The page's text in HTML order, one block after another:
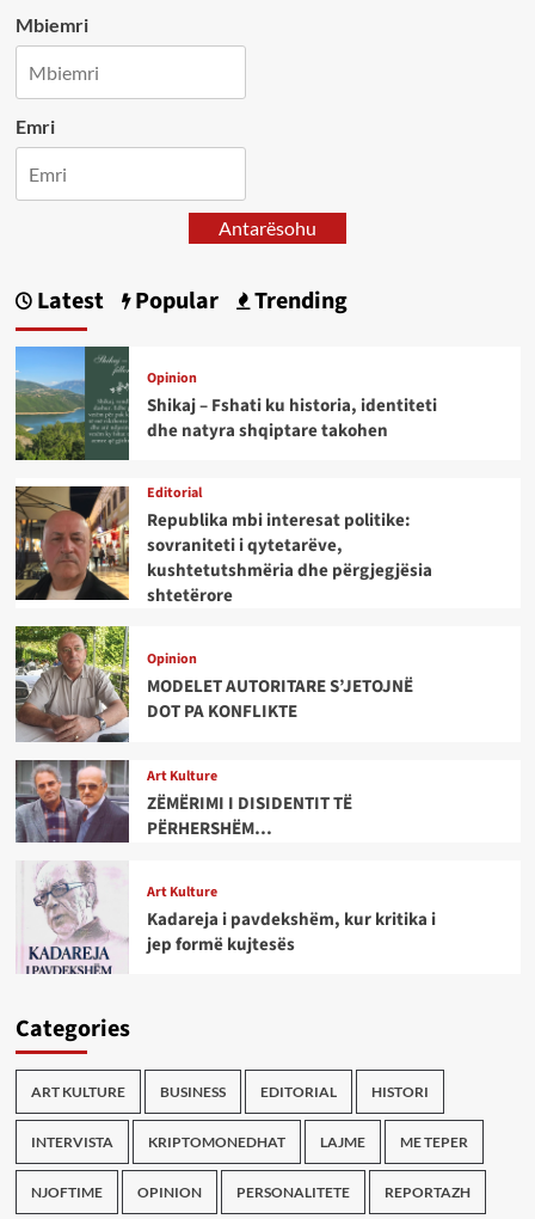
Mbiemri
Emri
Antarësohu
Latest Popular Trending
Opinion
Shikaj – Fshati ku historia, identiteti
dhe natyra shqiptare takohen
Editorial
Republika mbi interesat politike:
sovraniteti i qytetarëve,
kushtetutshmëria dhe përgjegjësia
shtetërore
Opinion
MODELET AUTORITARE S’JETOJNË
DOT PA KONFLIKTE
Art Kulture
ZËMËRIMI I DISIDENTIT TË
PËRHERSHËM…
Art Kulture
Kadareja i pavdekshëm, kur kritika i
jep formë kujtesës
Categories
ART KULTURE BUSINESS EDITORIAL HISTORI
INTERVISTA KRIPTOMONEDHAT LAJME ME TEPER
NJOFTIME OPINION PERSONALITETE REPORTAZH